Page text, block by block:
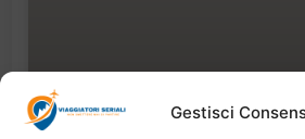
Gestisci